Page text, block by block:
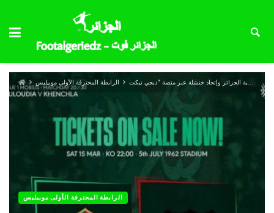
الرابطة المحترفة الأولى موبيليس
الرابطة المحترفة الأولى موبيليس